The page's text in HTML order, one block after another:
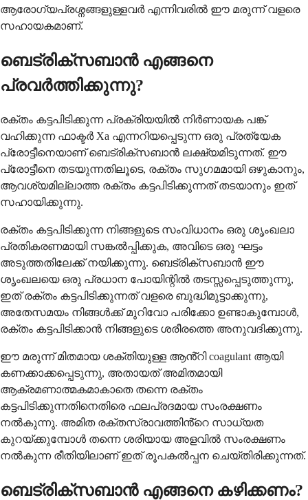
ആരോഗ്യപ്രശ്നങ്ങളുള്ളവർ എന്നിവരിൽ ഈ മരുന്ന് വളരെ
സഹായകമാണ്.
ബെട്രിക്സബാൻ എങ്ങനെ
പ്രവർത്തിക്കുന്നു?
രക്തം കട്ടപിടിക്കുന്ന പ്രക്രിയയിൽ നിർണായക പങ്ക്
വഹിക്കുന്ന ഫാക്ടർ Xa എന്നറിയപ്പെടുന്ന ഒരു പ്രത്യേക
പ്രോട്ടീനെയാണ് ബെട്രിക്സബാൻ ലക്ഷ്യമിടുന്നത്. ഈ
പ്രോട്ടീനെ തടയുന്നതിലൂടെ, രക്തം സുഗമമായി ഒഴുകാനും,
ആവശ്യമില്ലാത്ത രക്തം കട്ടപിടിക്കുന്നത് തടയാനും ഇത്
സഹായിക്കുന്നു.
രക്തം കട്ടപിടിക്കുന്ന നിങ്ങളുടെ സംവിധാനം ഒരു ശൃംഖലാ
പ്രതികരണമായി സങ്കൽപ്പിക്കുക, അവിടെ ഒരു ഘട്ടം
അടുത്തതിലേക്ക് നയിക്കുന്നു. ബെട്രിക്സബാൻ ഈ
ശൃംഖലയെ ഒരു പ്രധാന പോയിന്റിൽ തടസ്സപ്പെടുത്തുന്നു,
ഇത് രക്തം കട്ടപിടിക്കുന്നത് വളരെ ബുദ്ധിമുട്ടാക്കുന്നു,
അതേസമയം നിങ്ങൾക്ക് മുറിവോ പരിക്കോ ഉണ്ടാകുമ്പോൾ,
രക്തം കട്ടപിടിക്കാൻ നിങ്ങളുടെ ശരീരത്തെ അനുവദിക്കുന്നു.
ഈ മരുന്ന് മിതമായ ശക്തിയുള്ള ആൻ്റി coagulant ആയി
കണക്കാക്കപ്പെടുന്നു, അതായത് അമിതമായി
ആക്രമണാത്മകമാകാതെ തന്നെ രക്തം
കട്ടപിടിക്കുന്നതിനെതിരെ ഫലപ്രദമായ സംരക്ഷണം
നൽകുന്നു. അമിത രക്തസ്രാവത്തിൻ്റെ സാധ്യത
കുറയ്ക്കുമ്പോൾ തന്നെ ശരിയായ അളവിൽ സംരക്ഷണം
നൽകുന്ന രീതിയിലാണ് ഇത് രൂപകൽപ്പന ചെയ്തിരിക്കുന്നത്.
ബെട്രിക്സബാൻ എങ്ങനെ കഴിക്കണം?